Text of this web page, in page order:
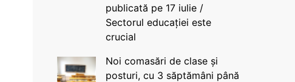
publicată pe 17 iulie /
Sectorul educației este
crucial
Noi comasări de clase și
posturi, cu 3 săptămâni până